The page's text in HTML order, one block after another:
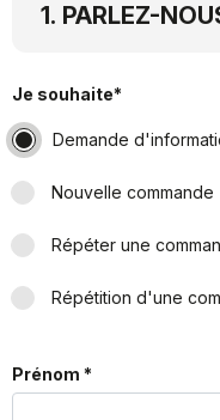
PARLEZ-
Je souhaite*
Demande
Nouvelle commande
Répéter une
Répétition d'une
Prénom *